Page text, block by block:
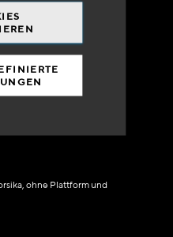
ohne Plattform und